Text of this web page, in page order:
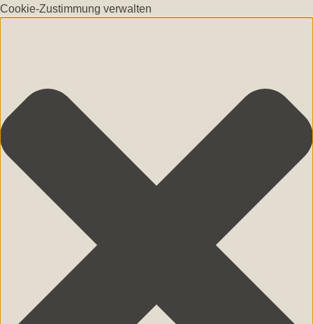
Cookie-Zustimmung verwalten